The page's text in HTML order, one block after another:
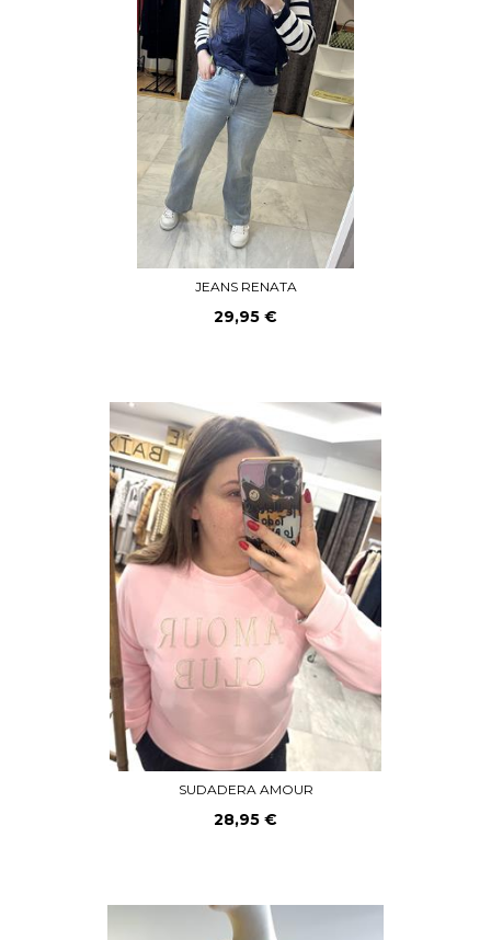
JEANS RENATA
29,95 €
SUDADERA AMOUR
28,95 €